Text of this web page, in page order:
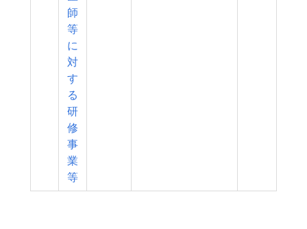
師
等
に
対
す
る
研
修
事
業
等